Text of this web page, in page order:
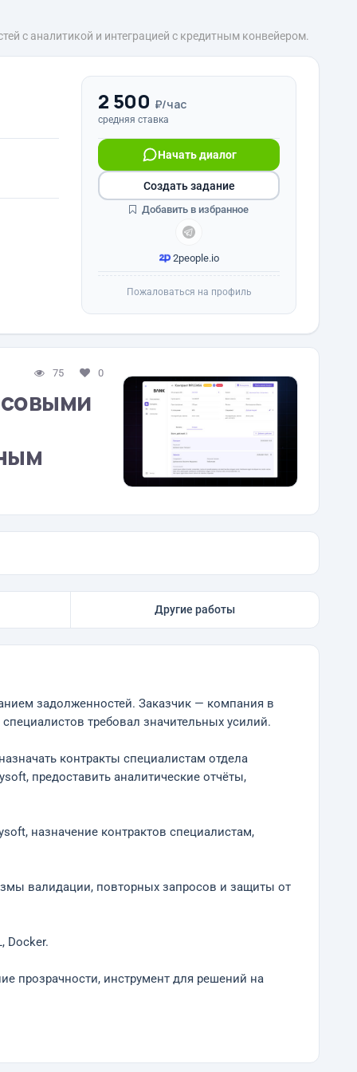
с аналитикой и интеграцией с кредитным конвейером.
2 500 ₽/час
средняя ставка
Начать диалог
2people.io
Создать задание
Добавить в избранное
Пожаловаться на профиль
75 0
Другие работы
задолженностей. Заказчик — компания в
требовал значительных усилий.
контракты специалистам отдела
предоставить аналитические отчёты,
назначение контрактов специалистам,
валидации, повторных запросов и защиты от
Docker.
прозрачности, инструмент для решений на